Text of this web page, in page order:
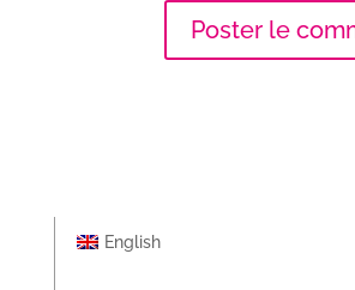
English